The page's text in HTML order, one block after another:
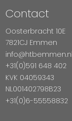
Contact
Oosterbracht 10E
7821CJ Emmen
info@htbemmen.nl
+31(0)591 648 402
KVK 04059343
NL001402798B23
+31(0)6-55558832